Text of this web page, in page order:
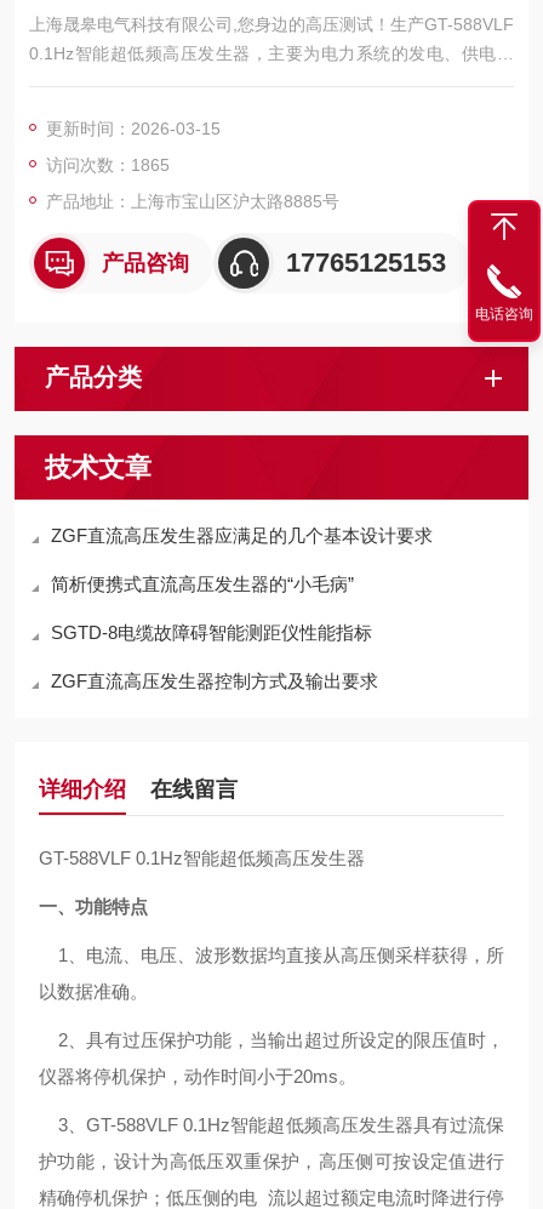
上海晟皋电气科技有限公司,您身边的高压测试！生产GT-588VLF
0.1Hz智能超低频高压发生器，主要为电力系统的发电、供电、
用电部门，科研机构与电力设备相关的生产企业，提供的高压试
更新时间：2026-03-15
访问次数：1865
产品地址：上海市宝山区沪太路8885号
产品咨询 17765125153
产品分类
技术文章
ZGF直流高压发生器应满足的几个基本设计要求
简析便携式直流高压发生器的“小毛病”
SGTD-8电缆故障碍智能测距仪性能指标
ZGF直流高压发生器控制方式及输出要求
详细介绍 在线留言
GT-588VLF 0.1Hz智能超低频高压发生器
一、功能特点
1、电流、电压、波形数据均直接从高压侧采样获得，所
以数据准确。
2、具有过压保护功能，当输出超过所设定的限压值时，
仪器将停机保护，动作时间小于20ms。
3、GT-588VLF 0.1Hz智能超低频高压发生器具有过流保
护功能，设计为高低压双重保护，高压侧可按设定值进行
精确停机保护；低压侧的电 流以超过额定电流时降进行停
电话咨询